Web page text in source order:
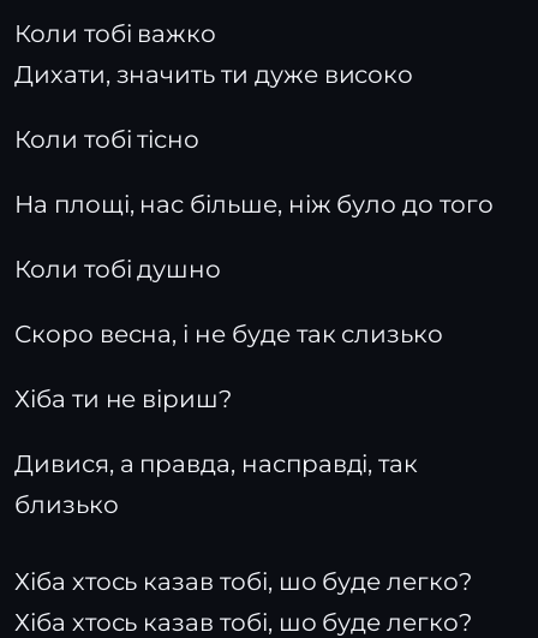
Коли тобі важко
Дихати, значить ти дуже високо
Коли тобі тісно
На площі, нас більше, ніж було до того
Коли тобі душно
Скоро весна, і не буде так слизько
Хіба ти не віриш?
Дивися, а правда, насправді, так
близько
Хіба хтось казав тобі, шо буде легко?
Хіба хтось казав тобі, шо буде легко?